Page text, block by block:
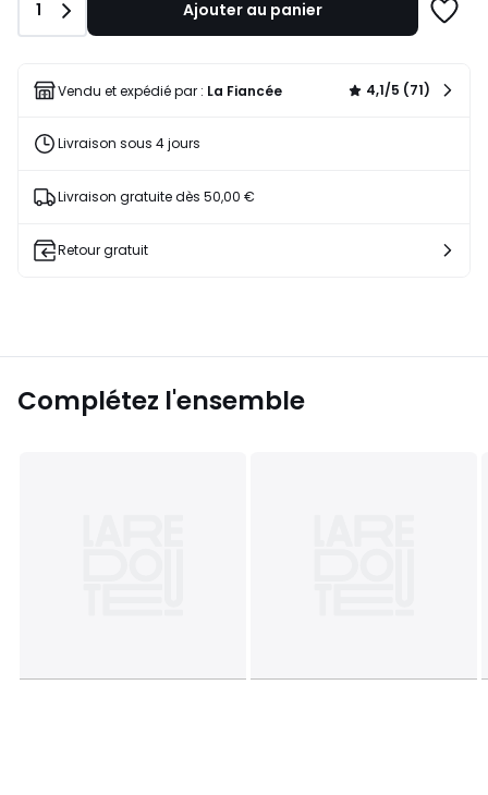
69,00
€
de
réduction
Quantité
1 Ajouter au panier
liste
Vendu et expédié par : La Fiancée 4,1/5 (71)
Livraison sous 4 jours
Livraison gratuite dès 50,00 €
Retour gratuit
Complétez l'ensemble